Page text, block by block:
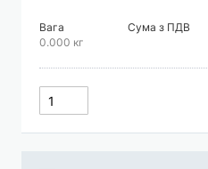
Вага
0.000 кг
Сума з ПДВ